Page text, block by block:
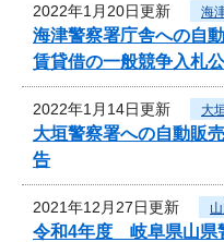
2022年1月20日更新 海
海津警察署庁舎への自
賃貸借の一般競争入札
2022年1月14日更新 大
大垣警察署への自動販
告
2021年12月27日更新
令和4年度 岐阜県山県